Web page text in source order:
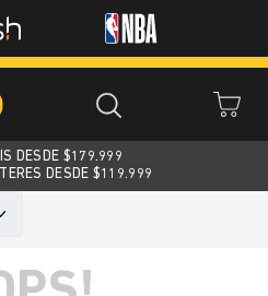
DESDE $179.999
DESDE $119.999